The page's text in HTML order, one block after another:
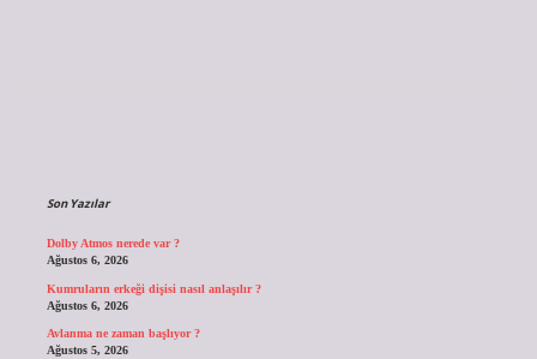
Son Yazılar
Dolby Atmos nerede var ?
Ağustos 6, 2026
Kumruların erkeği dişisi nasıl anlaşılır ?
Ağustos 6, 2026
Avlanma ne zaman başlıyor ?
Ağustos 5, 2026